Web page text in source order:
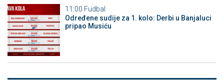
11:00 Fudbal
Određene sudije za 1. kolo: Derbi u Banjaluci
pripao Musiću